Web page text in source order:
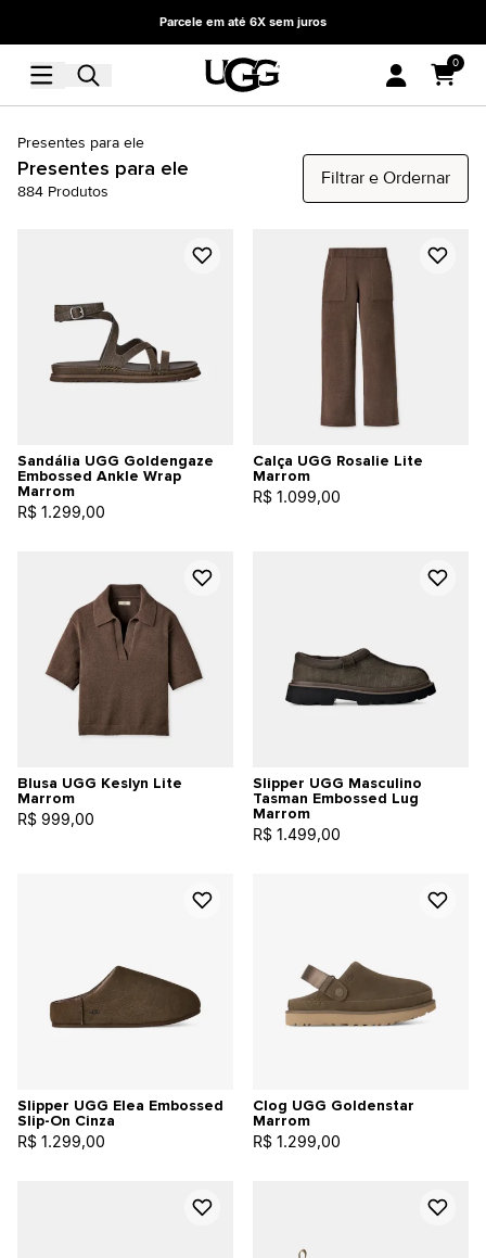
Parcele em até 6X sem juros
0
Presentes para ele
Presentes para ele
884 Produtos
Filtrar e Ordernar
Sandália UGG Goldengaze
Embossed Ankle Wrap
Marrom
R$ 1.299,00
Calça UGG Rosalie Lite
Marrom
R$ 1.099,00
Blusa UGG Keslyn Lite
Marrom
R$ 999,00
Slipper UGG Masculino
Tasman Embossed Lug
Marrom
R$ 1.499,00
Slipper UGG Elea Embossed
Slip-On Cinza
R$ 1.299,00
Clog UGG Goldenstar
Marrom
R$ 1.299,00